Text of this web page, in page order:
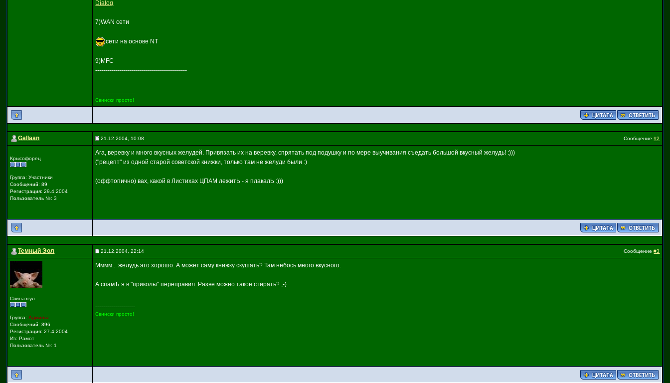
Dialog
7)WAN сети
сети на основе NT
9)MFC
----------------------------------------------
--------------------
Свински просто!
Gallaan 21.12.2004, 10:08 Сообщение#2
Крысофорец
Группа: Участники
Сообщений: 89
Регистрация: 29.4.2004
Пользователь №: 3
Ага, веревку и много вкусных желудей. Привязать их на веревку, спрятать под подушку и по мере выучивания съедать большой вкусный желудь! :)))
("рецепт" из одной старой советской книжки, только там не желуди были :)
(оффтопично) вах, какой в Листихах ЦПАМ лежитЬ - я плакалЬ :)))
Темный Эол 21.12.2004, 22:14 Сообщение#3
Свиназгул
Группа:Админы
Сообщений: 896
Регистрация: 27.4.2004
Из: Рамот
Пользователь №: 1
Мммм... желудь это хорошо. А может саму книжку скушать? Там небось много вкусного.
А спамЪ я в "приколы" переправил. Разве можно такое стирать? ;-)
--------------------
Свински просто!